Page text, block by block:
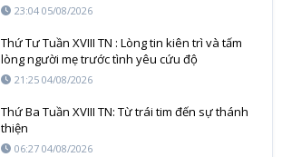
23:04 05/08/2026
Thứ Tư Tuần XVIII TN : Lòng tin kiên trì và tấm
lòng người mẹ trước tình yêu cứu độ
21:25 04/08/2026
Thứ Ba Tuần XVIII TN: Từ trái tim đến sự thánh
thiện
06:27 04/08/2026